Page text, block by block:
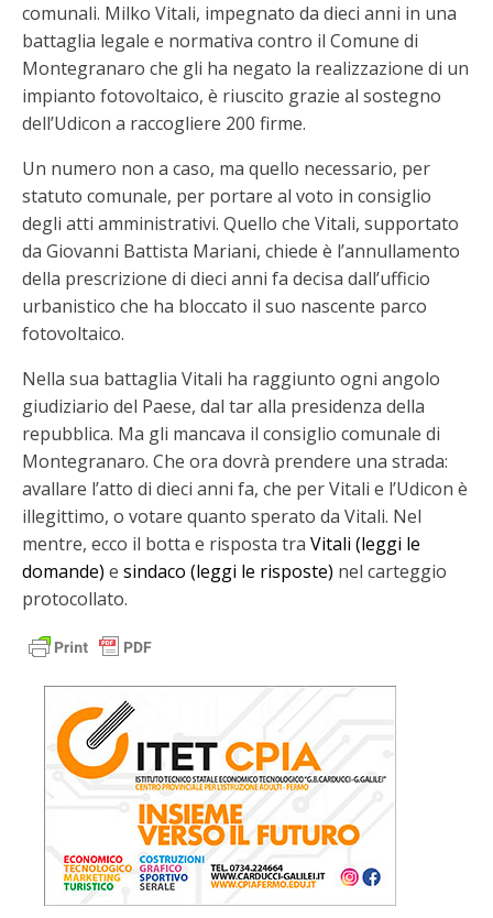
comunali. Milko Vitali, impegnato da dieci anni in una
battaglia legale e normativa contro il Comune di
Montegranaro che gli ha negato la realizzazione di un
impianto fotovoltaico, è riuscito grazie al sostegno
dell’Udicon a raccogliere 200 firme.
Un numero non a caso, ma quello necessario, per
statuto comunale, per portare al voto in consiglio
degli atti amministrativi. Quello che Vitali, supportato
da Giovanni Battista Mariani, chiede è l’annullamento
della prescrizione di dieci anni fa decisa dall’ufficio
urbanistico che ha bloccato il suo nascente parco
fotovoltaico.
Nella sua battaglia Vitali ha raggiunto ogni angolo
giudiziario del Paese, dal tar alla presidenza della
repubblica. Ma gli mancava il consiglio comunale di
Montegranaro. Che ora dovrà prendere una strada:
avallare l’atto di dieci anni fa, che per Vitali e l’Udicon è
illegittimo, o votare quanto sperato da Vitali. Nel
mentre, ecco il botta e risposta tra Vitali (leggi le
domande) e sindaco (leggi le risposte) nel carteggio
protocollato.